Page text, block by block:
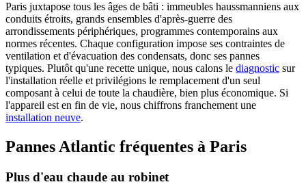
Paris juxtapose tous les âges de bâti : immeubles haussmanniens aux
conduits étroits, grands ensembles d'après-guerre des
arrondissements périphériques, programmes contemporains aux
normes récentes. Chaque configuration impose ses contraintes de
ventilation et d'évacuation des condensats, donc ses pannes
typiques. Plutôt qu'une recette unique, nous calons le diagnostic sur
l'installation réelle et privilégions le remplacement d'un seul
composant à celui de toute la chaudière, bien plus économique. Si
l'appareil est en fin de vie, nous chiffrons franchement une
installation neuve.
Pannes Atlantic fréquentes à Paris
Plus d'eau chaude au robinet